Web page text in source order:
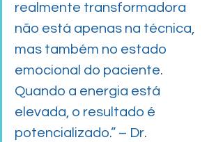
realmente transformadora
não está apenas na técnica,
mas também no estado
emocional do paciente.
Quando a energia está
elevada, o resultado é
potencializado.” – Dr.